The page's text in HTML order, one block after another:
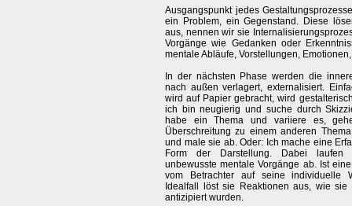
Ausgangspunkt jedes
ein Problem, ein Gegenstand. Diese
aus, nennen wir sie
Vorgänge wie Gedanken oder
mentale Abläufe, Vorstellungen,
In der nächsten Phase werden die
nach außen verlagert, externalisiert.
wird auf Papier gebracht, wird
ich bin neugierig und suche durch
habe ein Thema und variiere es,
Überschreitung zu einem anderen
und male sie ab. Oder: Ich mache eine
Form der Darstellung. Dabei laufen
unbewusste mentale Vorgänge ab. Ist
vom Betrachter auf seine individuelle
Idealfall löst sie Reaktionen aus, wie sie
antizipiert wurden.